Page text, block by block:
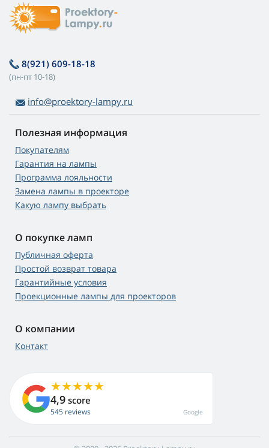
8(921) 609-18-18
(пн-пт 10-18)
info@proektory-lampy.ru
Полезная информация
Покупателям
Гарантия на лампы
Программа лояльности
Замена лампы в проекторе
Какую лампу выбрать
О покупке ламп
Публичная оферта
Простой возврат товара
Гарантийные условия
Проекционные лампы для проекторов
О компании
Контакт
4,9 score
545 reviews Google